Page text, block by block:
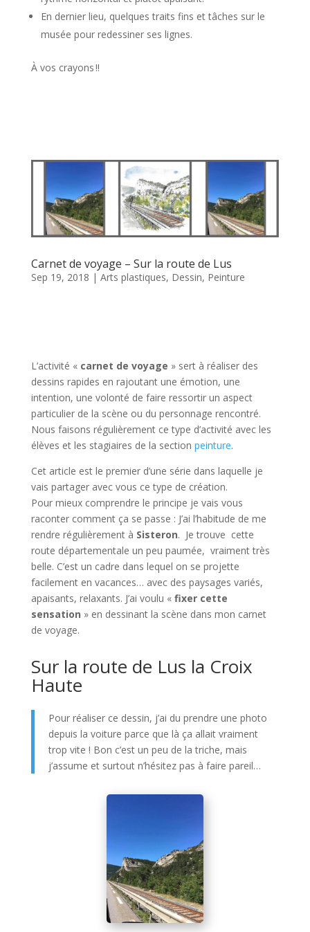
En dernier lieu, quelques traits fins et tâches sur le
musée pour redessiner ses lignes.
À vos crayons !!
Carnet de voyage – Sur la route de Lus
Sep 19, 2018 | Arts plastiques, Dessin, Peinture
L’activité « carnet de voyage » sert à réaliser des
dessins rapides en rajoutant une émotion, une
intention, une volonté de faire ressortir un aspect
particulier de la scène ou du personnage rencontré.
Nous faisons régulièrement ce type d’activité avec les
élèves et les stagiaires de la section peinture.
Cet article est le premier d’une série dans laquelle je
vais partager avec vous ce type de création.
Pour mieux comprendre le principe je vais vous
raconter comment ça se passe : J’ai l’habitude de me
rendre régulièrement à Sisteron. Je trouve cette
route départementale un peu paumée, vraiment très
belle. C’est un cadre dans lequel on se projette
facilement en vacances… avec des paysages variés,
apaisants, relaxants. J’ai voulu « fixer cette
sensation » en dessinant la scène dans mon carnet
de voyage.
Sur la route de Lus la Croix
Haute
Pour réaliser ce dessin, j’ai du prendre une photo
depuis la voiture parce que là ça allait vraiment
trop vite ! Bon c’est un peu de la triche, mais
j’assume et surtout n’hésitez pas à faire pareil…